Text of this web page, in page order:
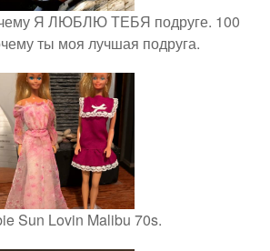
Я ЛЮБЛЮ ТЕБЯ подруге. 100
ты моя лучшая подруга.
Sun Lovin Malibu 70s.